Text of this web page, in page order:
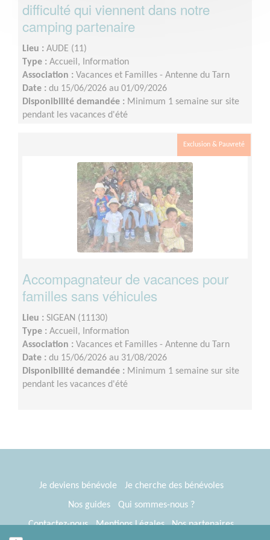
difficulté qui viennent dans notre
camping partenaire
Lieu : AUDE (11)
Type : Accueil, Information
Association : Vacances et Familles - Antenne du Tarn
Date : du 15/06/2026 au 01/09/2026
Disponibilité demandée : Minimum 1 semaine sur site
pendant les vacances d'été
Exclusion & Pauvreté
Accompagnateur de vacances pour
familles sans véhicules
Lieu : SIGEAN (11130)
Type : Accueil, Information
Association : Vacances et Familles - Antenne du Tarn
Date : du 15/06/2026 au 31/08/2026
Disponibilité demandée : Minimum 1 semaine sur site
pendant les vacances d'été
Je deviens bénévole
Je cherche des bénévoles
Nos guides
Qui sommes-nous ?
Contactez-nous
Mentions Légales
Nos partenaires